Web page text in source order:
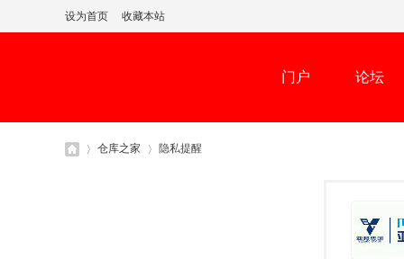
设为首页 收藏本站
门户 论坛
仓库之家 隐私提醒